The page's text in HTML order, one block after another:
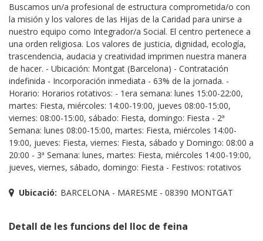
Buscamos un/a profesional de estructura comprometida/o con
la misión y los valores de las Hijas de la Caridad para unirse a
nuestro equipo como Integrador/a Social. El centro pertenece a
una orden religiosa. Los valores de justicia, dignidad, ecología,
trascendencia, audacia y creatividad imprimen nuestra manera
de hacer. - Ubicación: Montgat (Barcelona) - Contratación
indefinida - Incorporación inmediata - 63% de la jornada. -
Horario: Horarios rotativos: - 1era semana: lunes 15:00-22:00,
martes: Fiesta, miércoles: 14:00-19:00, jueves 08:00-15:00,
viernes: 08:00-15:00, sábado: Fiesta, domingo: Fiesta - 2ª
Semana: lunes 08:00-15:00, martes: Fiesta, miércoles 14:00-
19:00, jueves: Fiesta, viernes: Fiesta, sábado y Domingo: 08:00 a
20:00 - 3ª Semana: lunes, martes: Fiesta, miércoles 14:00-19:00,
jueves, viernes, sábado, domingo: Fiesta - Festivos: rotativos
Ubicació: BARCELONA - MARESME - 08390 MONTGAT
Detall de les funcions del lloc de feina